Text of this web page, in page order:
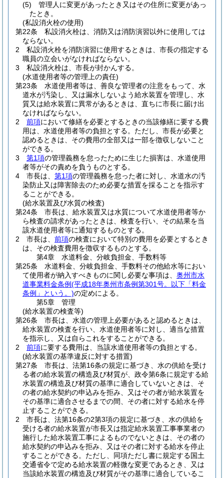
(5)
管理人に変更があったとき又はその住所に変更があっ
たとき。
(私設消火栓の使用)
第22条
私設消火栓は、消防又は消防演習以外に使用しては
ならない。
2
私設消火栓を消防演習に使用するときは、市長の指定する
職員の立会いがなければならない。
3
私設消火栓は、市長が封かんする。
(水道使用者等の管理上の責任)
第23条
水道使用者等は、善良な管理者の注意をもって、水
道水が汚染し、又は漏水しないよう給水装置を管理し、水
質又は給水装置に異常があるときは、直ちに市長に届け出
なければならない。
2
前項において修繕を必要とするときの当該修繕に要する費
用は、水道使用者等の負担とする。 ただし、市長が必要と
認めるときは、その費用の全部又は一部を徴収しないこと
ができる。
3
第1項の管理義務を怠ったために生じた損害は、水道使用
者等がその責めを負うものとする。
4
市長は、 第1項の管理義務を怠った者に対し、水道水の汚
染防止又は障害除去のため必要な措置を採ることを指示す
ることができる。
(給水装置及び水質の検査)
第24条
市長は、給水装置又は水質について水道使用者等か
ら検査の請求があったときは、検査を行い、その結果を当
該水道使用者等に通知するものとする。
2
市長は、 前項の検査において特別の費用を必要とするとき
は、その検査費用を徴収するものとする。
第4章
水道料金、分岐負担金、手数料等
第25条
水道料金、分岐負担金、手数料その他給水等におい
て使用者が納入すべきものに関し必要な事項は、 奥州市水
道事業料金条例(平成18年奥州市条例第301号。以下「料金
条例」という。)の定めによる。
第5章
管理
(給水装置の検査等)
第26条
市長は、水道の管理上必要があると認めるときは、
給水装置の検査を行い、水道使用者等に対し、適当な措置
を指示し、又は自らこれをすることができる。
2
前項に要する費用は、当該水道使用者等の負担とする。
(給水装置の基準違反に対する措置)
第27条
市長は、法第16条の規定に基づき、水の供給を受け
る者の給水装置の構造及び材質が、政令第6条に規定する給
水装置の構造及び材質の基準に適合していないときは、そ
の者の給水契約の申込みを拒み、又はその者が給水装置を
その基準に適合させるまでの間、その者に対する給水を停
止することができる。
2
市長は、法第16条の2第3項の規定に基づき、水の供給を
受ける者の給水装置が市長又は指定給水装置工事事業者の
施行した給水装置工事によるものでないときは、その者の
給水契約の申込みを拒み、又はその者に対する給水を停止
することができる。 ただし、同項ただし書に規定する国土
交通省令で定める給水装置の軽微な変更であるとき、又は
当該給水装置の構造及び材質がその基準に適合しているこ